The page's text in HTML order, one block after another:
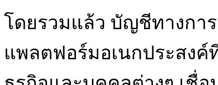
โดยรวมแล้ว บัญชีทางกา
แพลตฟอร์มอเนกประสงค์